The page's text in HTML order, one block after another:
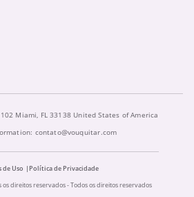
Miami, FL 33138 United States of America
contato@vouquitar.com
de Uso
Política de Privacidade
os direitos reservados - Todos os direitos reservados